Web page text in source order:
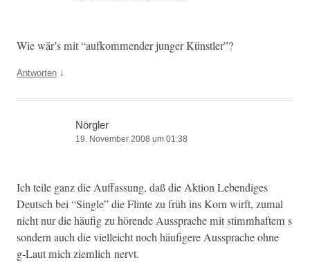
Wie wär’s mit “aufk­om­mender junger Künstler”?
Antworten ↓
Nörgler
19. November 2008 um 01:38
Ich teile ganz die Auf­fas­sung, daß die Aktion Lebendi­ges
Deutsch bei “Sin­gle” die Flinte zu früh ins Korn wirft, zumal
nicht nur die häu­fig zu hörende Aussprache mit stimmhaftem s
son­dern auch die vielle­icht noch häu­figere Aussprache ohne
g‑Laut mich ziem­lich nervt.